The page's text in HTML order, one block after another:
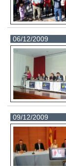
06/12/2009
09/12/2009